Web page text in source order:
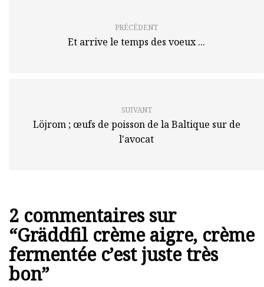
PRÉCÉDENT
Et arrive le temps des voeux ...
SUIVANT
Löjrom ; œufs de poisson de la Baltique sur de
l'avocat
2 commentaires sur
“Gräddfil crème aigre, crème
fermentée c’est juste très
bon”